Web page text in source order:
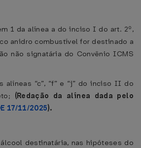
1 da alínea a do inciso I do art. 2º,
anidro combustível for destinado a
não signatária do Convênio ICMS
alíneas “c”, “f” e “j” do inciso II do
(Redação da alínea dada pelo
17/11/2025).
destinatária, nas hipóteses do